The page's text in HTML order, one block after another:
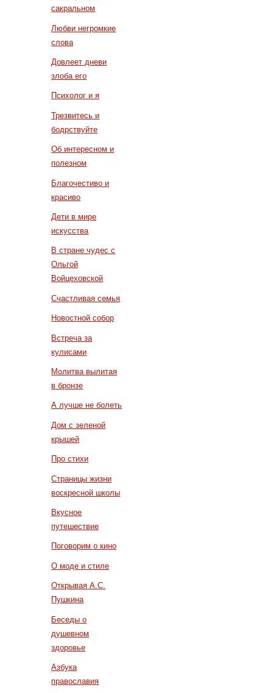
сакральном
Любви негромкие
слова
Довлеет дневи
злоба его
Психолог и я
Трезвитесь и
бодрствуйте
Об интересном и
полезном
Благочестиво и
красиво
Дети в мире
искусства
В стране чудес с
Ольгой
Войцеховской
Счастливая семья
Новостной собор
Встреча за
кулисами
Молитва вылитая
в бронзе
А лучше не болеть
Дом с зеленой
крышей
Про стихи
Страницы жизни
воскресной школы
Вкусное
путешествие
Поговорим о кино
О моде и стиле
Открывая А.С.
Пушкина
Беседы о
душевном
здоровье
Азбука
православия